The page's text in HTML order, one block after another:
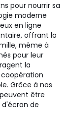
pour nourrir sa
moderne
en ligne
offrant la
même à
pour leur
la
Grâce à nos
être
de